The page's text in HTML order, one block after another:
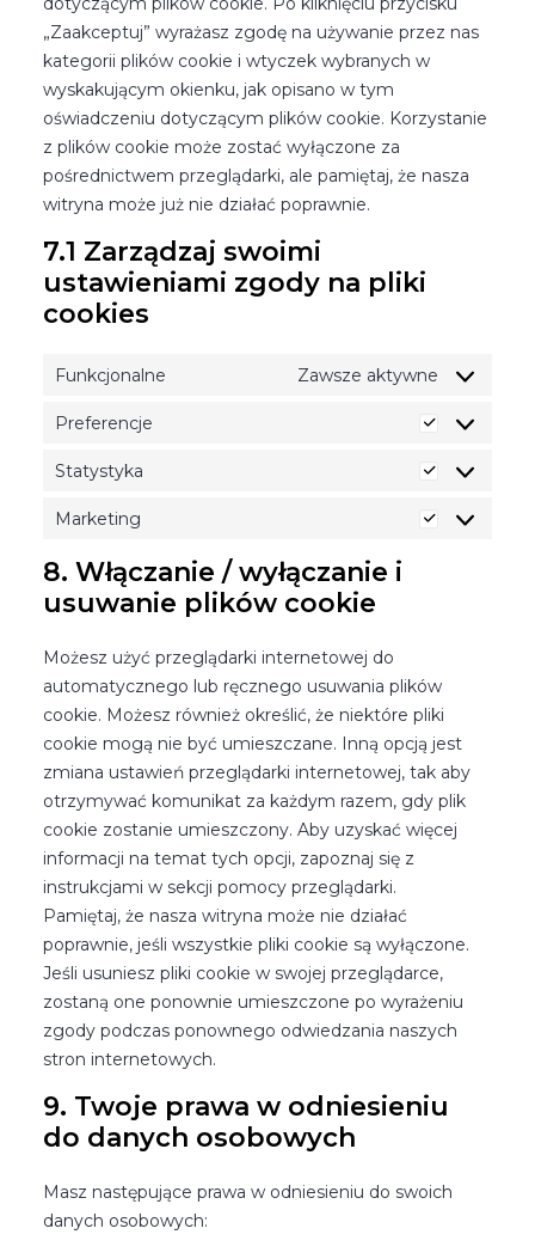
„Zaakceptuj” wyrażasz zgodę na używanie przez nas
kategorii plików cookie i wtyczek wybranych w
wyskakującym okienku, jak opisano w tym
oświadczeniu dotyczącym plików cookie. Korzystanie
z plików cookie może zostać wyłączone za
pośrednictwem przeglądarki, ale pamiętaj, że nasza
witryna może już nie działać poprawnie.
7.1 Zarządzaj swoimi
ustawieniami zgody na pliki
cookies
Funkcjonalne Zawsze aktywne
Preferencje
Preferencje
Statystyka
Statystyka
Marketing
Marketing
8. Włączanie / wyłączanie i
usuwanie plików cookie
Możesz użyć przeglądarki internetowej do
automatycznego lub ręcznego usuwania plików
cookie. Możesz również określić, że niektóre pliki
cookie mogą nie być umieszczane. Inną opcją jest
zmiana ustawień przeglądarki internetowej, tak aby
otrzymywać komunikat za każdym razem, gdy plik
cookie zostanie umieszczony. Aby uzyskać więcej
informacji na temat tych opcji, zapoznaj się z
instrukcjami w sekcji pomocy przeglądarki.
Pamiętaj, że nasza witryna może nie działać
poprawnie, jeśli wszystkie pliki cookie są wyłączone.
Jeśli usuniesz pliki cookie w swojej przeglądarce,
zostaną one ponownie umieszczone po wyrażeniu
zgody podczas ponownego odwiedzania naszych
stron internetowych.
9. Twoje prawa w odniesieniu
do danych osobowych
Masz następujące prawa w odniesieniu do swoich
danych osobowych: